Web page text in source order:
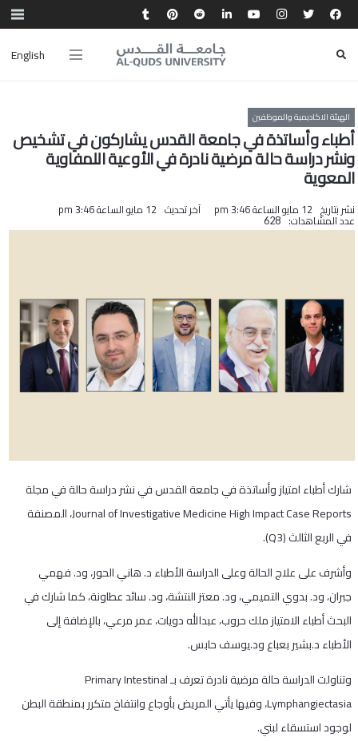
English
الهيئة الاكاديمية والموظفين
أطباء وأساتذة في جامعة القدس يشاركون في تشخيص
ونشر دراسة حالة مرضية نادرة في الأوعية اللمفاوية
المعوية
نشر بتاريخ 12 مايو الساعة 3:46 pm آخر تحديث 12 مايو الساعة 3:46 pm
عدد المشاهدات: 628
شارك أطباء امتياز وأساتذة في جامعة القدس في نشر دراسة حالة في مجلة
Journal of Investigative Medicine High Impact Case Reports، المصنفة
في الربع الثالث (Q3).
وأشرف على علاج الحالة وعلى الدراسة الأطباء د. هاني الحور، ود. فهمي
جبران، ود. بدوي التميمي، ود. معتز النتشة، ود. سائد عطاونة، كما شارك في
البحث أطباء الامتياز ملك حروب، عبدالله دويات، عمر مرعي، بالإضافة إلى
الأطباء د.بشير بعباع ود.يوسف حابس.
وتناولت الدراسة حالة مرضية نادرة تعرف بـ Primary Intestinal
Lymphangiectasia، وفيها يأتي المريض بأوجاع وانتفاخ متكرر بمنطقة البطن
لوجود استسقاء لبني.